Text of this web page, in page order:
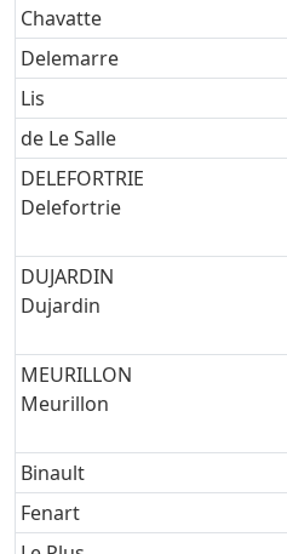
Chavatte
Delemarre
Lis
de Le Salle
DELEFORTRIE
Delefortrie
DUJARDIN
Dujardin
MEURILLON
Meurillon
Binault
Fenart